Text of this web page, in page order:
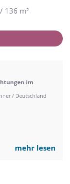
136 m²
im
/ Deutschland
mehr lesen